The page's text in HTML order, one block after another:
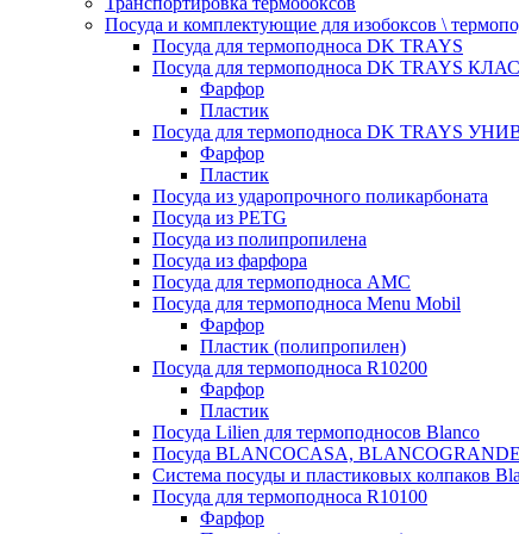
Посуда и комплектующие для изобоксов \
Посуда для термоподноса DK TRAYS
Посуда для термоподноса DK TRAYS
Фарфор
Пластик
Посуда для термоподноса DK TRAYS
Фарфор
Пластик
Посуда из ударопрочного поликарбоната
Посуда из PETG
Посуда из полипропилена
Посуда из фарфора
Посуда для термоподноса AMC
Посуда для термоподноса Menu Mobil
Фарфор
Пластик (полипропилен)
Посуда для термоподноса R10200
Фарфор
Пластик
Посуда Lilien для термоподносов Blanco
Посуда BLANCOCASA, BLANCOGRANDE
Система посуды и пластиковых колпаков
Посуда для термоподноса R10100
Фарфор